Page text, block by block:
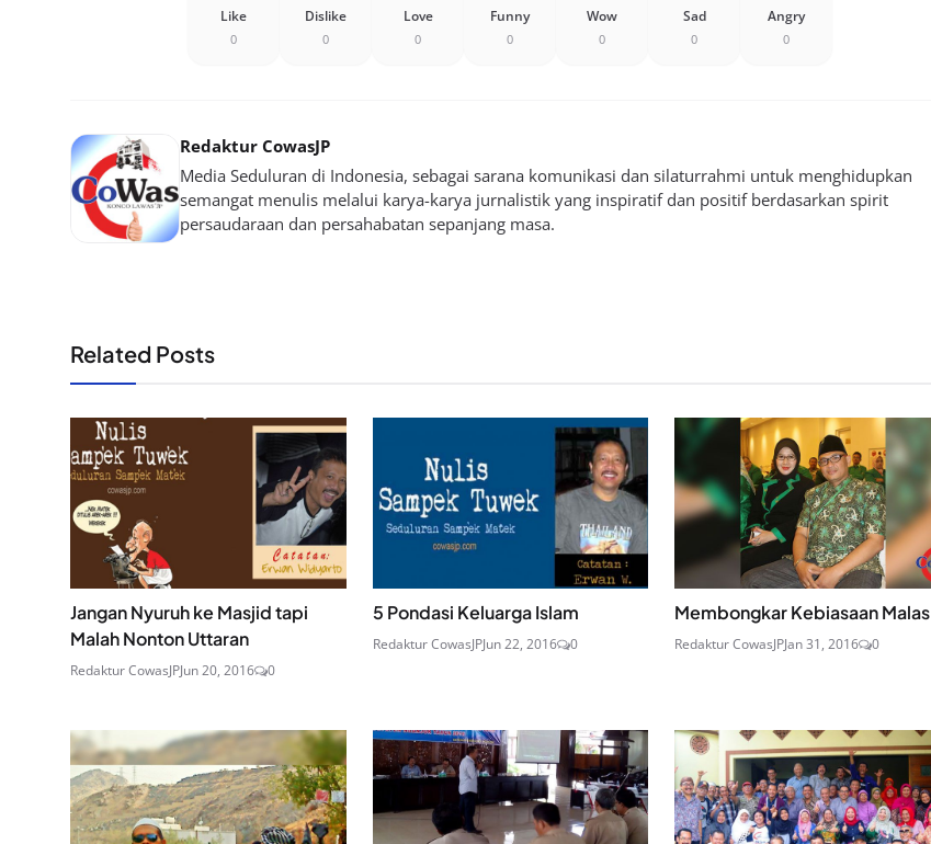
Like
0
Dislike
0
Love
0
Funny
0
Wow
0
Sad
0
Angry
0
Redaktur CowasJP
Media Seduluran di Indonesia, sebagai sarana komunikasi dan silaturrahmi untuk menghidupkan
semangat menulis melalui karya-karya jurnalistik yang inspiratif dan positif berdasarkan spirit
persaudaraan dan persahabatan sepanjang masa.
Related Posts
Jangan Nyuruh ke Masjid tapi
Malah Nonton Uttaran
Redaktur CowasJPJun 20, 2016 0
5 Pondasi Keluarga Islam
Redaktur CowasJPJun 22, 2016 0
Membongkar Kebiasaan Malas
Redaktur CowasJPJan 31, 2016 0